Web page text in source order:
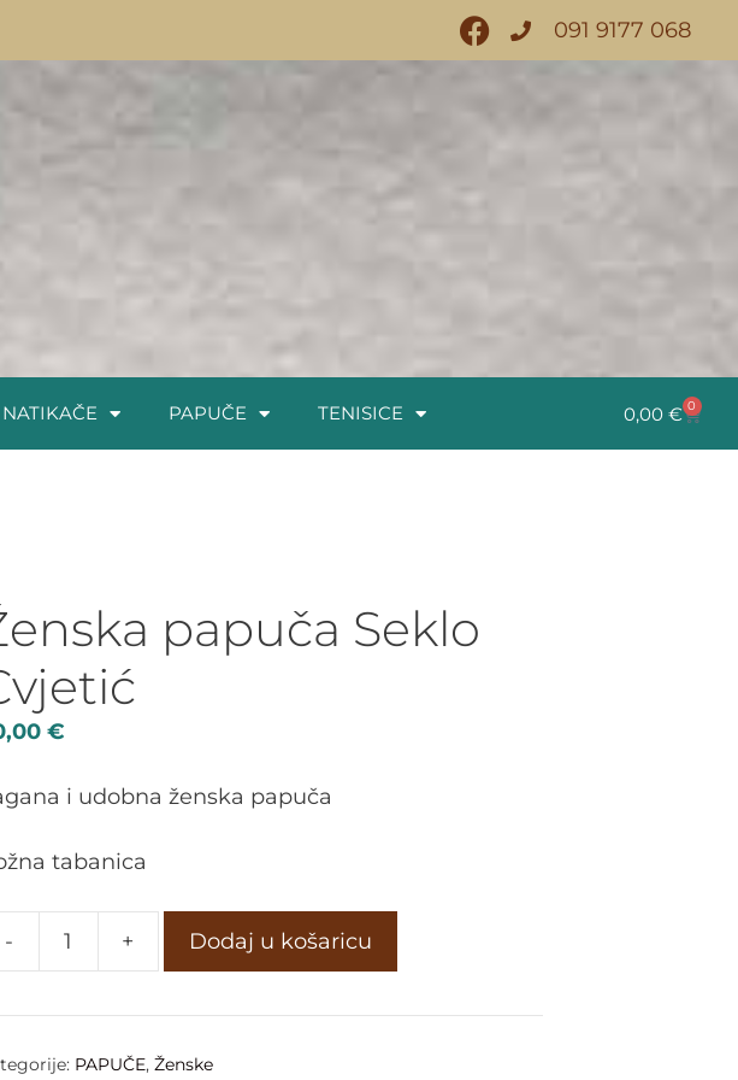
091 9177 068
NATIKAČE PAPUČE TENISICE 0,00 € 0
papuča Seklo
€
i udobna ženska papuča
tabanica
- + Dodaj u košaricu
PAPUČE, Ženske